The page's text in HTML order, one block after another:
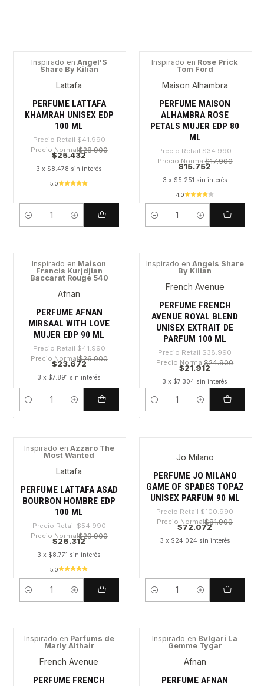
-39%
Inspirado en Angel'S
Share By Kilian
Lattafa
PERFUME LATTAFA
KHAMRAH UNISEX EDP
100 ML
Precio Retail $41.990
Precio Normal$28.900
$25.432
3 x $8.478 sin interés
5.0
Cantidad
Inspirado en Rose Prick
Tom Ford
Maison Alhambra
PERFUME MAISON
ALHAMBRA ROSE
PETALS MUJER EDP 80
ML
Precio Retail $34.990
Precio Normal$17.900
$15.752
3 x $5.251 sin interés
4.0
Cantidad
-43%
Inspirado en Maison
Francis Kurjdjian
Baccarat Rouge 540
Afnan
PERFUME AFNAN
MIRSAAL WITH LOVE
MUJER EDP 90 ML
Precio Retail $41.990
Precio Normal$26.900
$23.672
3 x $7.891 sin interés
Cantidad
Inspirado en Angels Share
By Kilian
French Avenue
PERFUME FRENCH
AVENUE ROYAL BLEND
UNISEX EXTRAIT DE
PARFUM 100 ML
Precio Retail $38.990
Precio Normal$24.900
$21.912
3 x $7.304 sin interés
Cantidad
-52%
Inspirado en Azzaro The
Most Wanted
Lattafa
PERFUME LATTAFA ASAD
BOURBON HOMBRE EDP
100 ML
Precio Retail $54.990
Precio Normal$29.900
$26.312
3 x $8.771 sin interés
5.0
Cantidad
Jo Milano
PERFUME JO MILANO
GAME OF SPADES TOPAZ
UNISEX PARFUM 90 ML
Precio Retail $100.990
Precio Normal$81.900
$72.072
3 x $24.024 sin interés
Cantidad
-54%
Inspirado en Parfums de
Marly Althair
French Avenue
PERFUME FRENCH
-27%
Inspirado en Bvlgari La
Gemme Tygar
Afnan
PERFUME AFNAN